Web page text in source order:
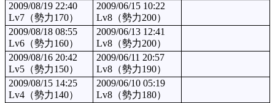
2009/08/19 22:40
Lv7（勢力170）
2009/06/15 10:22
Lv8（勢力200）
2009/08/18 08:55
Lv6（勢力160）
2009/06/13 12:41
Lv8（勢力200）
2009/08/16 20:42
Lv5（勢力150）
2009/06/11 20:57
Lv8（勢力190）
2009/08/15 14:25
Lv4（勢力140）
2009/06/10 05:19
Lv8（勢力180）